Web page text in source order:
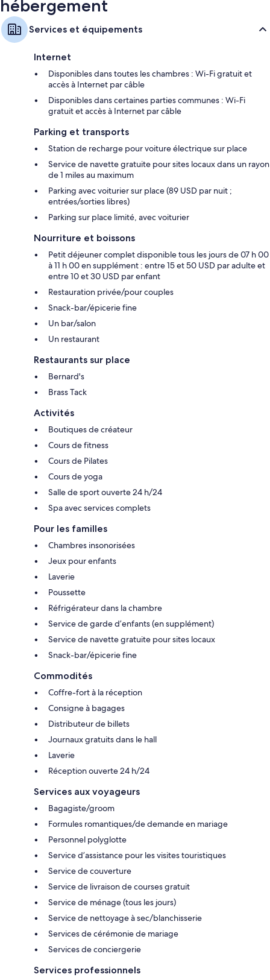
profonde
Télévision haute définition 55 pouces avec Netflix, Hulu et services
de streaming
Garde-robe ou placard, réfrigérateur et batterie de cuisine,
vaisselle et ustensiles
hébergement
Services et équipements
Internet
Disponibles dans toutes les chambres : Wi-Fi gratuit et
accès à Internet par câble
Disponibles dans certaines parties communes : Wi-Fi
gratuit et accès à Internet par câble
Parking et transports
Station de recharge pour voiture électrique sur place
Service de navette gratuite pour sites locaux dans un rayon
de 1 miles au maximum
Parking avec voiturier sur place (89 USD par nuit ;
entrées/sorties libres)
Parking sur place limité, avec voiturier
Nourriture et boissons
Petit déjeuner complet disponible tous les jours de 07 h 00
à 11 h 00 en supplément : entre 15 et 50 USD par adulte et
entre 10 et 30 USD par enfant
Restauration privée/pour couples
Snack-bar/épicerie fine
Un bar/salon
Un restaurant
Restaurants sur place
Bernard's
Brass Tack
Activités
Boutiques de créateur
Cours de fitness
Cours de Pilates
Cours de yoga
Salle de sport ouverte 24 h/24
Spa avec services complets
Pour les familles
Chambres insonorisées
Jeux pour enfants
Laverie
Poussette
Réfrigérateur dans la chambre
Service de garde d’enfants (en supplément)
Service de navette gratuite pour sites locaux
Snack-bar/épicerie fine
Commodités
Coffre-fort à la réception
Consigne à bagages
Distributeur de billets
Journaux gratuits dans le hall
Laverie
Réception ouverte 24 h/24
Services aux voyageurs
Bagagiste/groom
Formules romantiques/de demande en mariage
Personnel polyglotte
Service d’assistance pour les visites touristiques
Service de couverture
Service de livraison de courses gratuit
Service de ménage (tous les jours)
Service de nettoyage à sec/blanchisserie
Services de cérémonie de mariage
Services de conciergerie
Services professionnels